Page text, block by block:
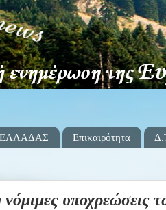
ΕΛΛΑΔΑΣ Επικαιρότητα
υποχρεώσεις